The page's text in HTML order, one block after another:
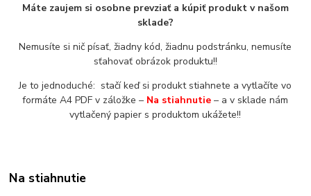
Máte zaujem si osobne prevziať a kúpiť produkt v našom
sklade?
Nemusíte si nič písať, žiadny kód, žiadnu podstránku, nemusíte
sťahovať obrázok produktu!!
Je to jednoduché: stačí keď si produkt stiahnete a vytlačíte vo
formáte A4 PDF v záložke – Na stiahnutie – a v sklade nám
vytlačený papier s produktom ukážete!!
Na stiahnutie